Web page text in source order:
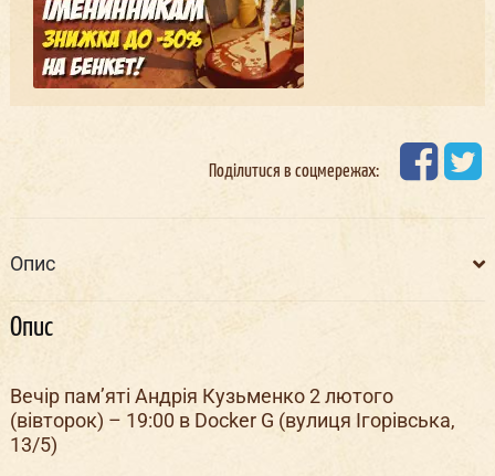
Поділитися в соцмережах:
Опис
Опис
Вечір пам’яті Андрія Кузьменко 2 лютого
(вівторок) – 19:00 в Docker G (вулиця Ігорівська,
13/5)